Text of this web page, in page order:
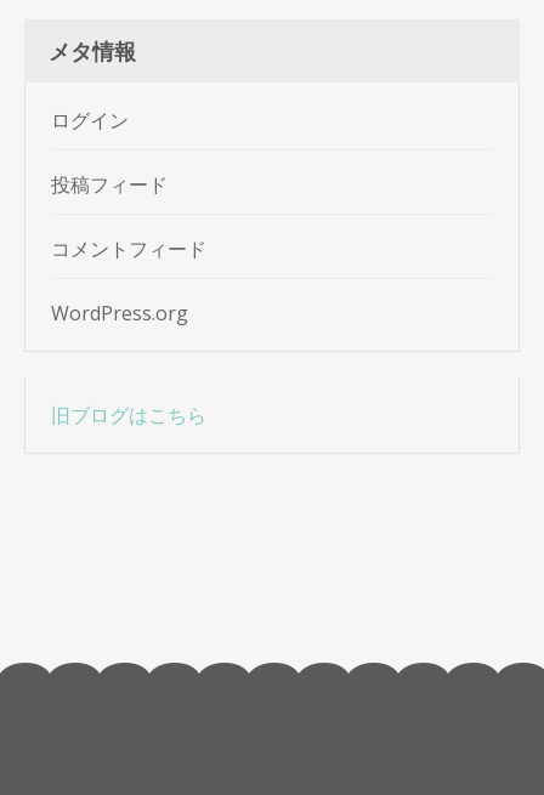
メタ情報
ログイン
投稿フィード
コメントフィード
WordPress.org
旧ブログはこちら